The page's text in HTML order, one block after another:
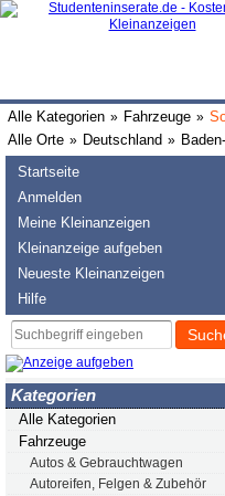
Alle Kategorien » Fahrzeuge »
Alle Orte » Deutschland »
Startseite
Anmelden
Meine Kleinanzeigen
Kleinanzeige aufgeben
Neueste Kleinanzeigen
Hilfe
Kategorien
Alle Kategorien
Fahrzeuge
Autos & Gebrauchtwagen
Autoreifen, Felgen & Zubehör